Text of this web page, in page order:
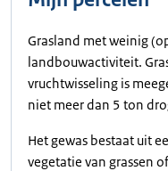
Grasland met weinig
landbouwactiviteit.
vruchtwisseling is
niet meer dan 5 ton
Het gewas bestaat uit
vegetatie van grassen